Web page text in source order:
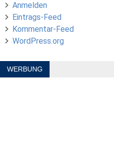
Anmelden
Eintrags-Feed
Kommentar-Feed
WordPress.org
WERBUNG